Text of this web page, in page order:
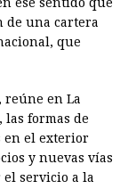
ese sentido que
de una cartera
que
reúne en La
las formas de
en el exterior
y nuevas vías
servicio a la